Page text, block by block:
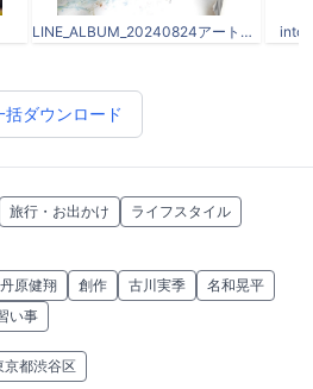
LINE_ALBUM_20240824アートワークショップ_240829_2.jpg
括ダウンロード
旅行・お出かけ ライフスタイル
丹原健翔 創作 古川実季
名和晃平
い事
京都渋谷区